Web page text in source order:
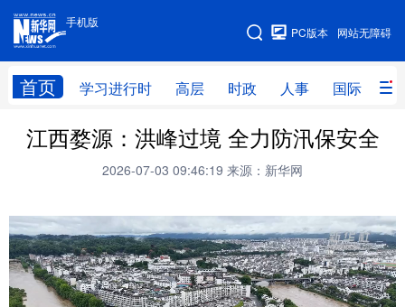
手机版
网站无障碍
PC版本
首页 学习进行时 高层 时政 人事 国际 财
手机版
网站地图
学习进行时 高层 时政 人事
财经 网评
台湾 思客智库 全球连线 教育
科技 科创 量子 体育
文化 书画 健康 军事
江西婺源：洪峰过境 全力防汛保安全
2026-07-03 09:46:19 来源：新华网